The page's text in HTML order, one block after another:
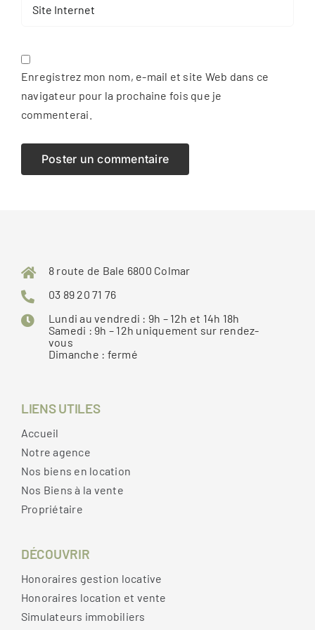
Enregistrez mon nom, e-mail et site Web dans ce
navigateur pour la prochaine fois que je
commenterai.
8 route de Bale 6800 Colmar
03 89 20 71 76
Lundi au vendredi : 9h – 12h et 14h 18h
Samedi : 9h – 12h uniquement sur rendez-
vous
Dimanche : fermé
LIENS UTILES
Accueil
Notre agence
Nos biens en location
Nos Biens à la vente
Propriétaire
DÉCOUVRIR
Honoraires gestion locative
Honoraires location et vente
Simulateurs immobiliers